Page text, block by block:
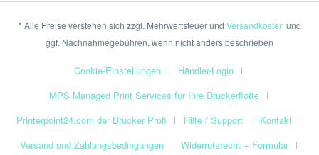
* Alle Preise verstehen sich zzgl. Mehrwertsteuer und Versandkosten und
ggf. Nachnahmegebühren, wenn nicht anders beschrieben
Cookie-Einstellungen
Händler-Login
MPS Managed Print Services für Ihre Druckerflotte
Printerpoint24.com der Drucker Profi
Hilfe / Support
Kontakt
Versand und Zahlungsbedingungen
Widerrufsrecht + Formular